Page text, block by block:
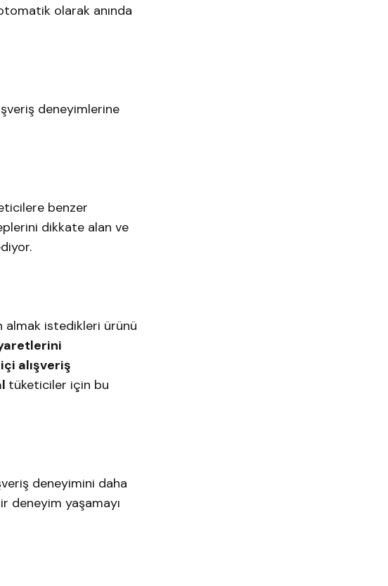
olarak anında
deneyimlerine
benzer
dikkate alan ve
almak istedikleri ürünü
alışveriş
tüketiciler için bu
deneyimini daha
deneyim yaşamayı